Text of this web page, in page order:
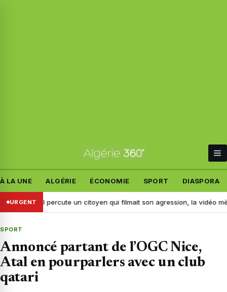
À LA UNE ALGÉRIE ÉCONOMIE SPORT DIASPORA
URGENT
: il percute un citoyen qui filmait son agression, la vidéo mène à
SPORT
Annoncé partant de l’OGC Nice,
Atal en pourparlers avec un club
qatari